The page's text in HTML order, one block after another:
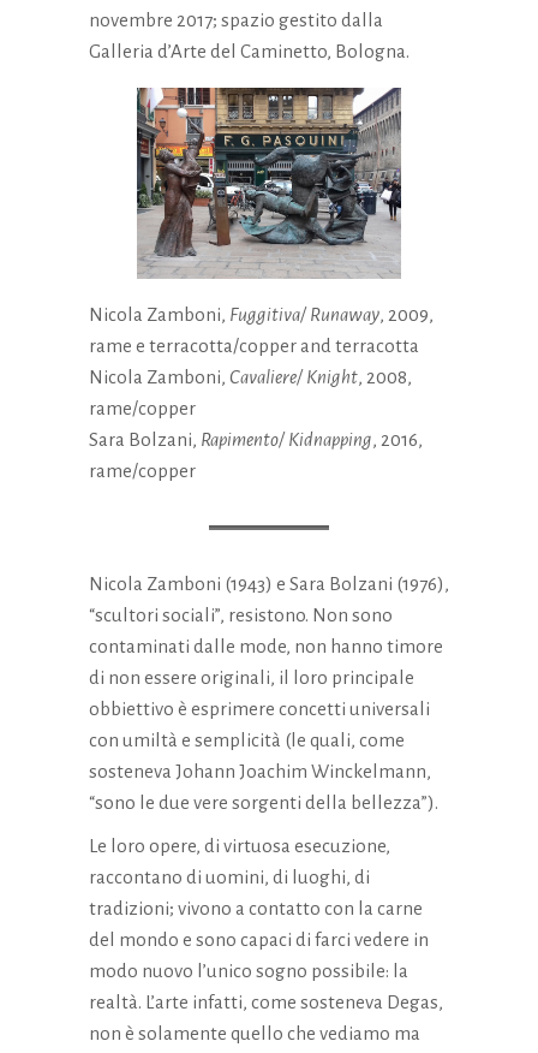
novembre 2017; spazio gestito dalla
Galleria d’Arte del Caminetto, Bologna.
Nicola Zamboni, Fuggitiva/ Runaway, 2009,
rame e terracotta/copper and terracotta
Nicola Zamboni, Cavaliere/ Knight, 2008,
rame/copper
Sara Bolzani, Rapimento/ Kidnapping, 2016,
rame/copper
Nicola Zamboni (1943) e Sara Bolzani (1976),
“scultori sociali”, resistono. Non sono
contaminati dalle mode, non hanno timore
di non essere originali, il loro principale
obbiettivo è esprimere concetti universali
con umiltà e semplicità (le quali, come
sosteneva Johann Joachim Winckelmann,
“sono le due vere sorgenti della bellezza”).
Le loro opere, di virtuosa esecuzione,
raccontano di uomini, di luoghi, di
tradizioni; vivono a contatto con la carne
del mondo e sono capaci di farci vedere in
modo nuovo l’unico sogno possibile: la
realtà. L’arte infatti, come sosteneva Degas,
non è solamente quello che vediamo ma